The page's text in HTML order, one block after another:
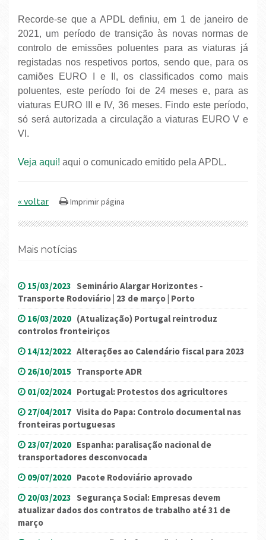
Recorde-se que a APDL definiu, em 1 de janeiro de
2021, um período de transição às novas normas de
controlo de emissões poluentes para as viaturas já
registadas nos respetivos portos, sendo que, para os
camiões EURO I e II, os classificados como mais
poluentes, este período foi de 24 meses e, para as
viaturas EURO III e IV, 36 meses. Findo este período,
só será autorizada a circulação a viaturas EURO V e
VI.
Veja aqui! aqui o comunicado emitido pela APDL.
« voltar
Mais notícias
15/03/2023 Seminário Alargar Horizontes -
Transporte Rodoviário | 23 de março | Porto
16/03/2020 (Atualização) Portugal reintroduz
controlos fronteiriços
14/12/2022 Alterações ao Calendário fiscal para 2023
26/10/2015 Transporte ADR
01/02/2024 Portugal: Protestos dos agricultores
27/04/2017 Visita do Papa: Controlo documental nas
fronteiras portuguesas
23/07/2020 Espanha: paralisação nacional de
transportadores desconvocada
09/07/2020 Pacote Rodoviário aprovado
20/03/2023 Segurança Social: Empresas devem
atualizar dados dos contratos de trabalho até 31 de
março